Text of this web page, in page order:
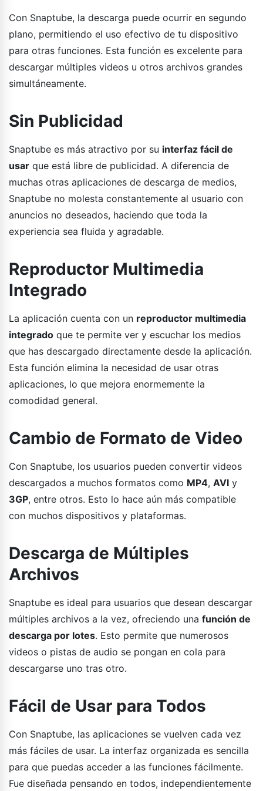
Con Snaptube, la descarga puede ocurrir en segundo
plano, permitiendo el uso efectivo de tu dispositivo
para otras funciones. Esta función es excelente para
descargar múltiples videos u otros archivos grandes
simultáneamente.
Sin Publicidad
Snaptube es más atractivo por su interfaz fácil de
usar que está libre de publicidad. A diferencia de
muchas otras aplicaciones de descarga de medios,
Snaptube no molesta constantemente al usuario con
anuncios no deseados, haciendo que toda la
experiencia sea fluida y agradable.
Reproductor Multimedia
Integrado
La aplicación cuenta con un reproductor multimedia
integrado que te permite ver y escuchar los medios
que has descargado directamente desde la aplicación.
Esta función elimina la necesidad de usar otras
aplicaciones, lo que mejora enormemente la
comodidad general.
Cambio de Formato de Video
Con Snaptube, los usuarios pueden convertir videos
descargados a muchos formatos como MP4, AVI y
3GP, entre otros. Esto lo hace aún más compatible
con muchos dispositivos y plataformas.
Descarga de Múltiples
Archivos
Snaptube es ideal para usuarios que desean descargar
múltiples archivos a la vez, ofreciendo una función de
descarga por lotes. Esto permite que numerosos
videos o pistas de audio se pongan en cola para
descargarse uno tras otro.
Fácil de Usar para Todos
Con Snaptube, las aplicaciones se vuelven cada vez
más fáciles de usar. La interfaz organizada es sencilla
para que puedas acceder a las funciones fácilmente.
Fue diseñada pensando en todos, independientemente